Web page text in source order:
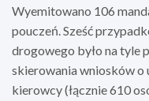
Wyemitowano 106
pouczeń. Sześć
drogowego było na tyle
skierowania wniosków o
kierowcy (łącznie 610